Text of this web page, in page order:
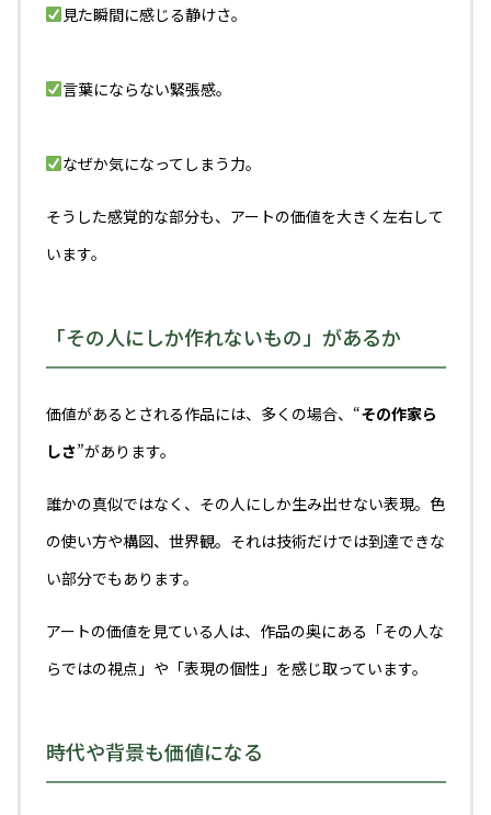
見た瞬間に感じる静けさ。
言葉にならない緊張感。
なぜか気になってしまう力。
そうした感覚的な部分も、アートの価値を大きく左右して
います。
「その人にしか作れないもの」があるか
価値があるとされる作品には、多くの場合、“その作家ら
しさ”があります。
誰かの真似ではなく、その人にしか生み出せない表現。色
の使い方や構図、世界観。それは技術だけでは到達できな
い部分でもあります。
アートの価値を見ている人は、作品の奥にある「その人な
らではの視点」や「表現の個性」を感じ取っています。
時代や背景も価値になる